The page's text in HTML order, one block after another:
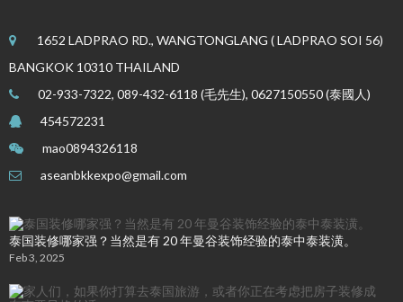
1652 LADPRAO RD., WANGTONGLANG ( LADPRAO SOI 56)
BANGKOK 10310 THAILAND
02-933-7322, 089-432-6118 (毛先生), 0627150550 (泰國人)
454572231
mao0894326118
aseanbkkexpo@gmail.com
泰国装修哪家强？当然是有 20 年曼谷装饰经验的泰中泰装潢。
Feb 3, 2025